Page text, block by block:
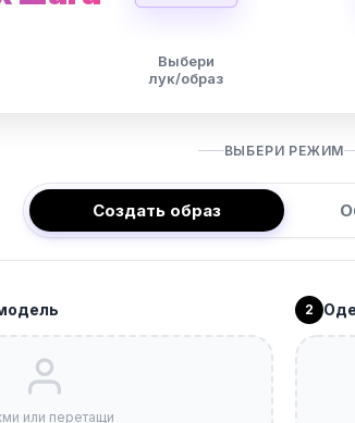
Выбери
лук/образ
ВЫБЕРИ РЕЖИМ
Создать образ
или перетащи
2